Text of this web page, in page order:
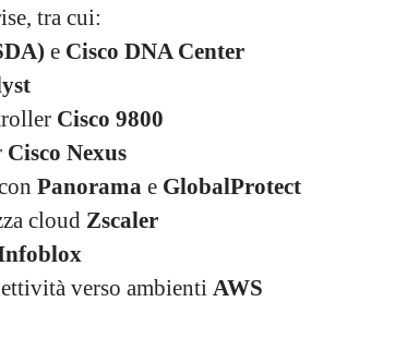
tra cui:
e Cisco DNA Center
Cisco 9800
Cisco Nexus
Panorama e GlobalProtect
cloud Zscaler
verso ambienti AWS